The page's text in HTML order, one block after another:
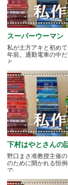
スーパーウーマン
私が土方アキと初め
年前。通勤電車の中
と.....
下村はやとさんの
野口まさ准教授主催
のために開かれる恒
で.....